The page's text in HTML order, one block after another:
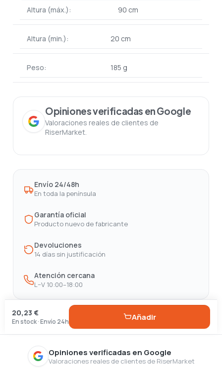
Altura (máx.): 90 cm
Altura (min.): 20 cm
Peso: 185 g
Opiniones verificadas en Google
Valoraciones reales de clientes de
RiserMarket.
Envío 24/48h
En toda la península
Garantía oficial
Producto nuevo de fabricante
Devoluciones
14 días sin justificación
Atención cercana
L–V 10:00–18:00
20,23 €
En stock · Envío 24h Añadir
Opiniones verificadas en Google
Valoraciones reales de clientes de RiserMarket